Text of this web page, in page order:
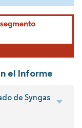
el Informe
de Syngas